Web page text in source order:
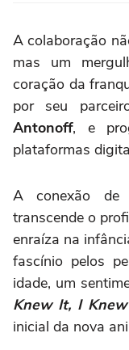
A colaboração
mas um
coração da
por seu
Antonoff, e
plataformas
A conexão de
transcende o
enraíza na
fascínio pelos
idade, um
Knew It, I Knew
inicial da nova